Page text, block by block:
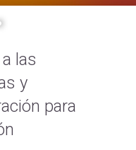
las
y
para